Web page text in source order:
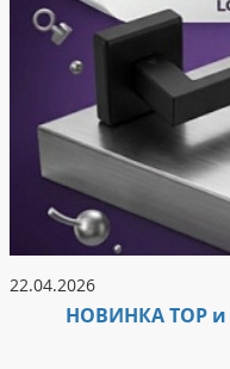
22.04.2026
НОВИНКА ТОР и